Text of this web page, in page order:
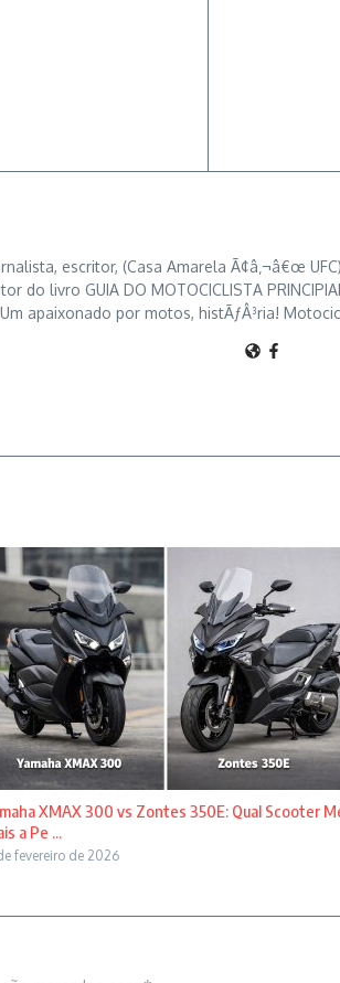
escritor, (Casa Amarela Ã¢â‚¬â€œ
livro GUIA DO MOTOCICLISTA
apaixonado por motos, histÃƒÂ³ria!
XMAX 300 vs Zontes 350E: Qual Scooter
a Pe ...
fevereiro de 2026